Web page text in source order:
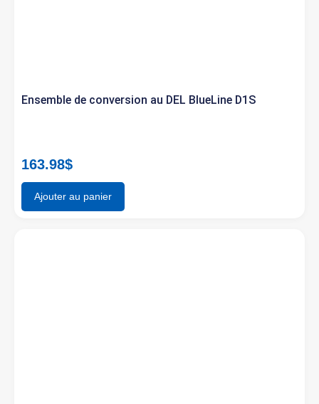
Ensemble de conversion au DEL BlueLine D1S
163.98$
Ajouter au panier